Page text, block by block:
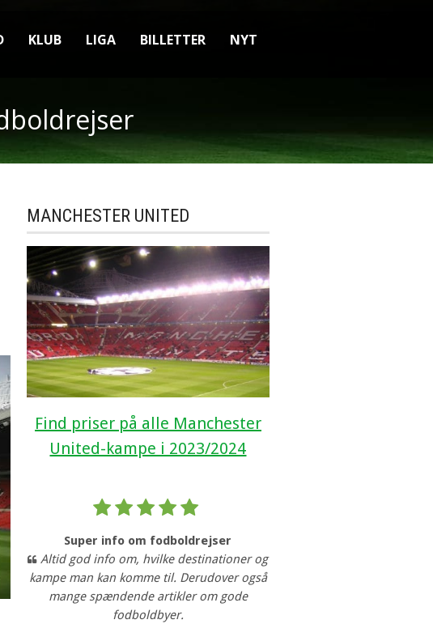
KLUB LIGA BILLETTER NYT
MANCHESTER UNITED
Find priser på alle Manchester
United-kampe i 2023/2024
Super info om fodboldrejser
Altid god info om, hvilke destinationer og
kampe man kan komme til. Derudover også
mange spændende artikler om gode
fodboldbyer.